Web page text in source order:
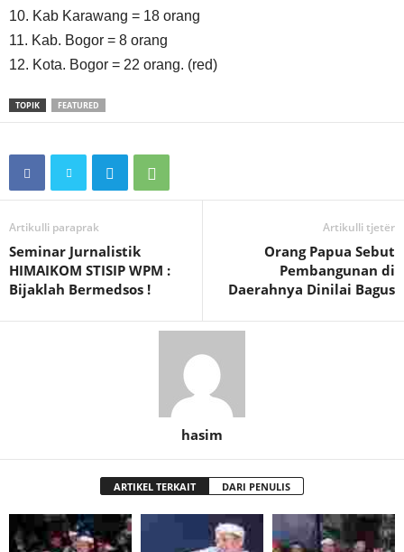
10. Kab Karawang = 18 orang
11. Kab. Bogor = 8 orang
12. Kota. Bogor = 22 orang. (red)
TOPIK FEATURED
Artikulli paraprak
Seminar Jurnalistik
HIMAIKOM STISIP WPM :
Bijaklah Bermedsos !
Artikulli tjetër
Orang Papua Sebut
Pembangunan di
Daerahnya Dinilai Bagus
hasim
ARTIKEL TERKAIT DARI PENULIS